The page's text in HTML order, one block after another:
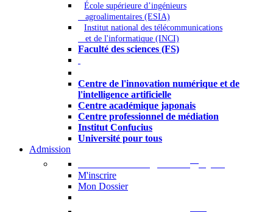
École supérieure d’ingénieurs
agroalimentaires (ESIA)
Institut national des télécommunications
et de l'informatique (INCI)
Faculté des sciences (FS)
Centre de l'innovation numérique et de
l'intelligence artificielle
Centre académique japonais
Centre professionnel de médiation
Institut Confucius
Université pour tous
Admission
M'inscrire
Mon Dossier